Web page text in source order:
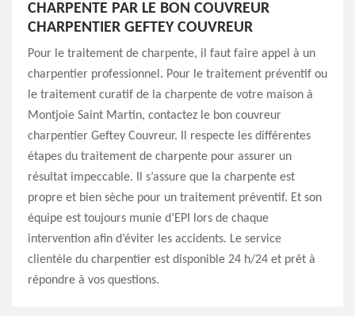
CHARPENTE PAR LE BON COUVREUR
CHARPENTIER GEFTEY COUVREUR
Pour le traitement de charpente, il faut faire appel à un
charpentier professionnel. Pour le traitement préventif ou
le traitement curatif de la charpente de votre maison à
Montjoie Saint Martin, contactez le bon couvreur
charpentier Geftey Couvreur. Il respecte les différentes
étapes du traitement de charpente pour assurer un
résultat impeccable. Il s’assure que la charpente est
propre et bien sèche pour un traitement préventif. Et son
équipe est toujours munie d’EPI lors de chaque
intervention afin d’éviter les accidents. Le service
clientèle du charpentier est disponible 24 h/24 et prêt à
répondre à vos questions.